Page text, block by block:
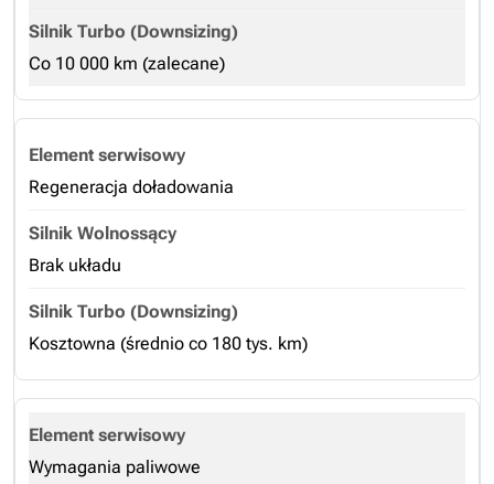
Co 10 000 km (zalecane)
Regeneracja doładowania
Brak układu
Kosztowna (średnio co 180 tys. km)
Wymagania paliwowe